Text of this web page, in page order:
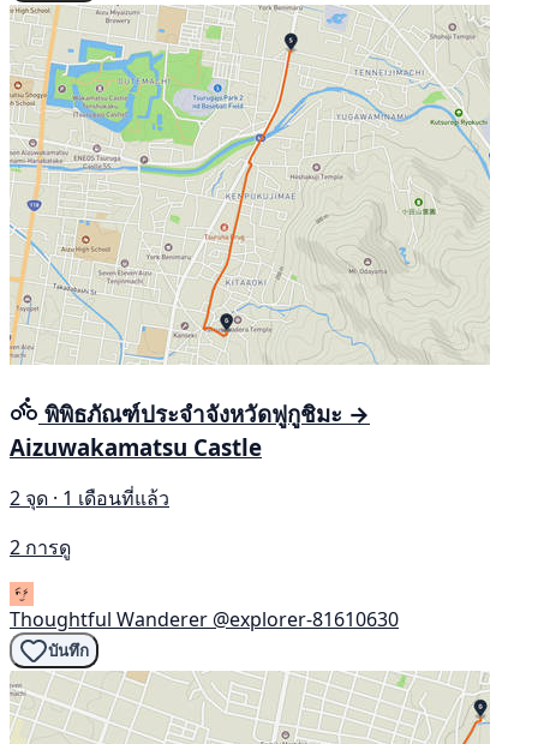
พิพิธภัณฑ์ประจำจังหวัดฟูกูชิมะ →
Aizuwakamatsu Castle
2 จุด · 1 เดือนที่แล้ว
2 การดู
Thoughtful Wanderer @explorer-81610630
บันทึก